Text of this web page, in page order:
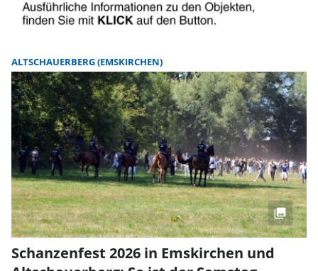
ALTSCHAUERBERG (EMSKIRCHEN)
Schanzenfest 2026 in Emskirchen und